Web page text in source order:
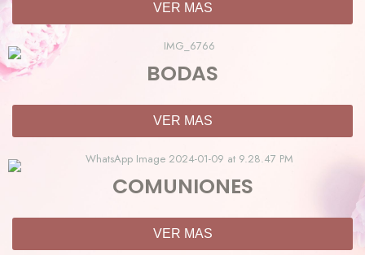
VER MAS
BODAS
VER MAS
COMUNIONES
VER MAS